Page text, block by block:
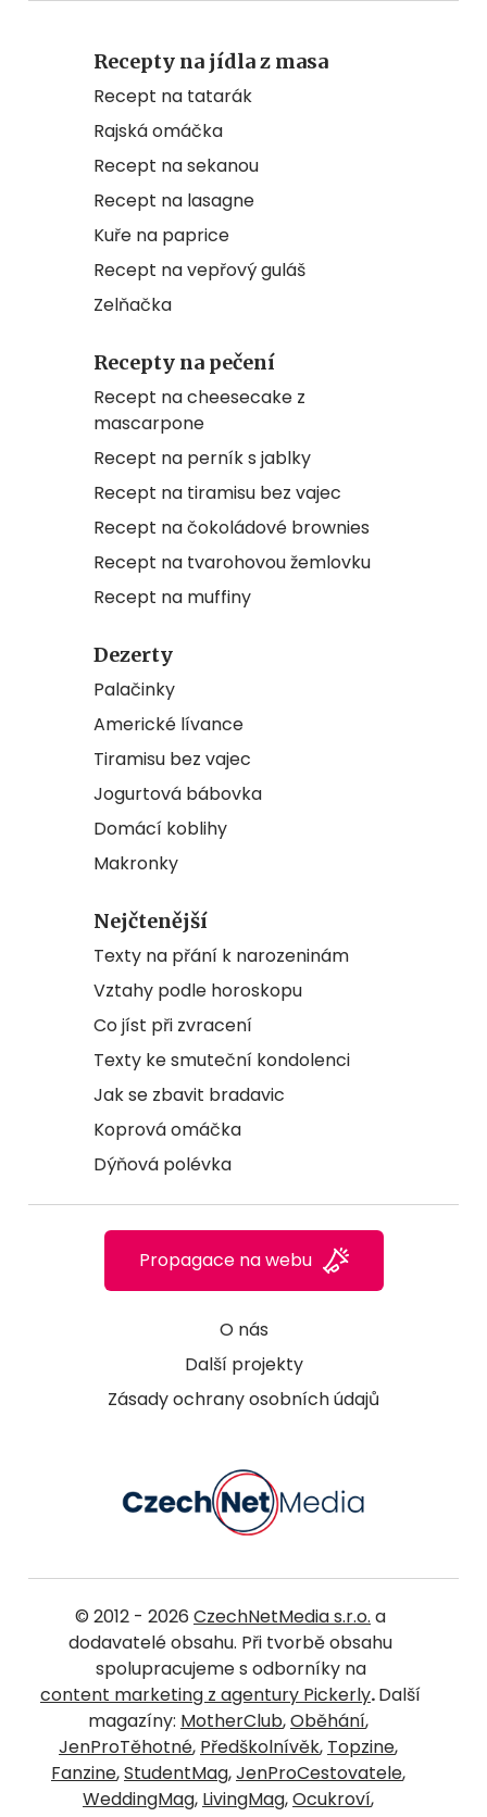
Recepty na jídla z masa
Recept na tatarák
Rajská omáčka
Recept na sekanou
Recept na lasagne
Kuře na paprice
Recept na vepřový guláš
Zelňačka
Recepty na pečení
Recept na cheesecake z
mascarpone
Recept na perník s jablky
Recept na tiramisu bez vajec
Recept na čokoládové brownies
Recept na tvarohovou žemlovku
Recept na muffiny
Dezerty
Palačinky
Americké lívance
Tiramisu bez vajec
Jogurtová bábovka
Domácí koblihy
Makronky
Nejčtenější
Texty na přání k narozeninám
Vztahy podle horoskopu
Co jíst při zvracení
Texty ke smuteční kondolenci
Jak se zbavit bradavic
Koprová omáčka
Dýňová polévka
O nás
Další projekty
Zásady ochrany osobních údajů
Propagace na webu
© 2012 - 2026 CzechNetMedia s.r.o. a
dodavatelé obsahu. Při tvorbě obsahu
spolupracujeme s odborníky na
content marketing z agentury Pickerly.Další
magazíny: MotherClub,Oběhání,
JenProTěhotné, Předškolnívěk, Topzine,
Fanzine,StudentMag,JenProCestovatele,
WeddingMag, LivingMag,Ocukroví,